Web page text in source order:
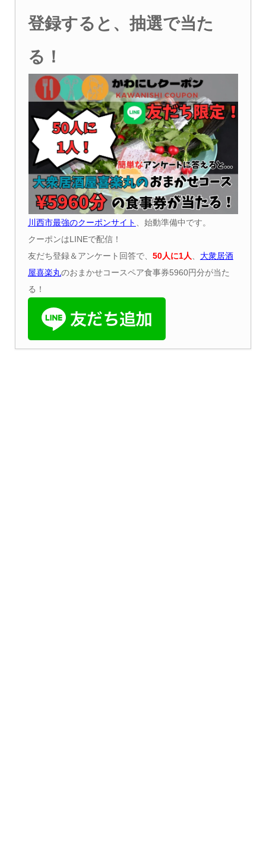
登録すると、抽選で当た
る！
川西市最強のクーポンサイト
、始動準備中です。
クーポンはLINEで配信！
友だち登録＆アンケート回答で、 50人に1人
大衆居酒
屋喜楽丸のおまかせコースペア食事券5960円分が当た
る！